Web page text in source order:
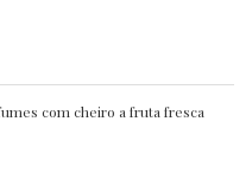
com cheiro a fruta fresca